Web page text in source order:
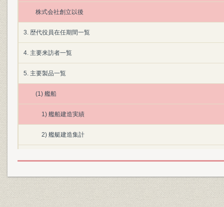
株式会社創立以後
3. 歴代役員在任期間一覧
4. 主要来訪者一覧
5. 主要製品一覧
(1) 艦船
1) 艦船建造実績
2) 艦艇建造集計
4) 外国艦船建造集計
5) 建造中止艦船